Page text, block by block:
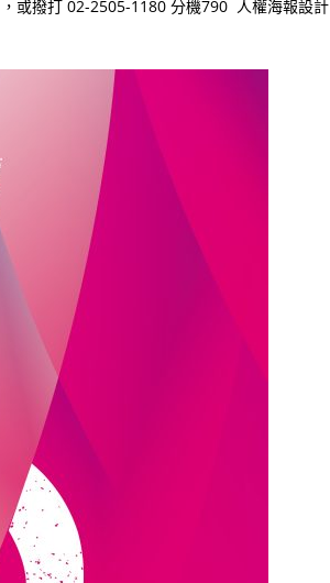
或撥打 02-2505-1180 分機790 人權海報設計